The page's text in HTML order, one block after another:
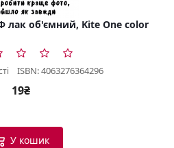
лак об'ємний, Kite One color
ISBN: 4063276364296
19₴
У кошик